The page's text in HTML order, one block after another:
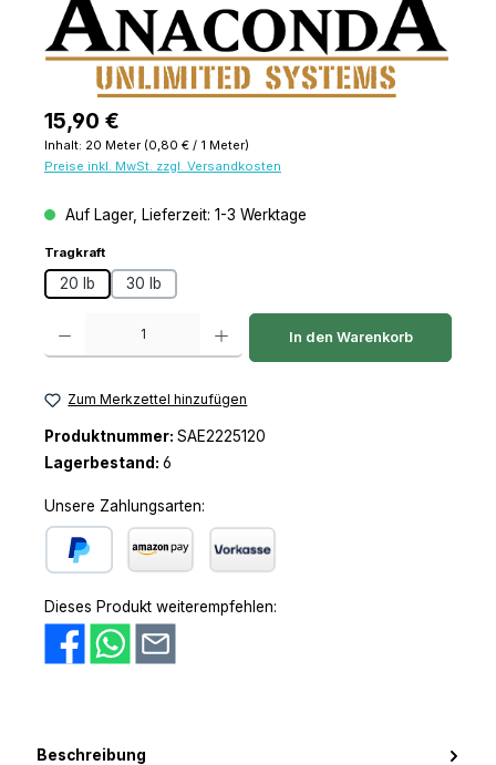
Regulärer Preis:
15,90 €
Inhalt: 20 Meter (0,80 € / 1 Meter)
Preise inkl. MwSt. zzgl. Versandkosten
Auf Lager, Lieferzeit: 1-3 Werktage
Tragkraftauswählen
20 lb 30 lb
Produkt Anzahl: Gib den gewünschten Wert ein oder benutze die
In den Warenkorb
Zum Merkzettel hinzufügen
Produktnummer: SAE2225120
Lagerbestand: 6
Unsere Zahlungsarten:
Dieses Produkt weiterempfehlen:
Beschreibung